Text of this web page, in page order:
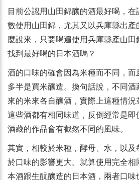
目前公認用山田錦釀的酒最好喝，
數使用山田錦，尤其又以兵庫縣出
麼說來，只要喝遍使用兵庫縣產山
找到最好喝的日本酒嗎？
酒的口味的確會因為米種而不同，
多半是買米釀造。換句話說，不同
來的米來各自釀酒，實際上這種情
這些酒都有相同味道，反倒經常是
酒藏的作品會有截然不同的風味。
其實，相較於米種，酵母、水，以
於口味的影響更大。就算使用完全
本酒跟生酛釀造的日本酒，兩者口